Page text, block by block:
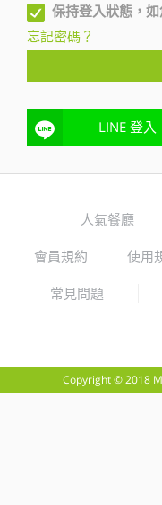
保持登入狀態，
忘記密碼？
LINE 登入
人氣餐廳
會員規約 使用
常見問題
Copyright © 2018